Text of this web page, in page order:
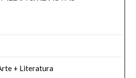
+ Literatura